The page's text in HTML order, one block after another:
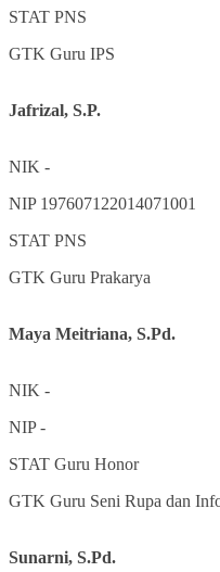
STAT PNS
GTK Guru IPS
Jafrizal, S.P.
NIK -
NIP 197607122014071001
STAT PNS
GTK Guru Prakarya
Maya Meitriana, S.Pd.
NIK -
NIP-
STAT Guru Honor
GTK Guru Seni Rupa dan
Sunarni, S.Pd.